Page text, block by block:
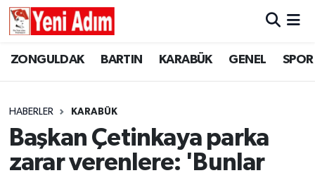
ZONGULDAK BARTIN KARABÜK GENEL SPOR
HABERLER KARABÜK
Başkan Çetinkaya parka
zarar verenlere: 'Bunlar
ZONGULDAK
GÜNCEL
ZONGULDAK
GENEL
Zonguldak Hava Durumu
Süper Lig Puan Durumu ve Fikstür
Tüm Manşetler